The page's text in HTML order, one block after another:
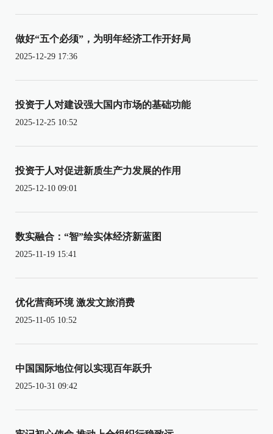
做好“五个必须”，为明年经济工作开好局
2025-12-29 17:36
投资于人对建设强大国内市场的基础功能
2025-12-25 10:52
投资于人对促进新质生产力发展的作用
2025-12-10 09:01
数实融合：“智”绘实体经济新蓝图
2025-11-19 15:41
优化营商环境 激发文旅消费
2025-11-05 10:52
中国国际地位何以实现百年跃升
2025-10-31 09:42